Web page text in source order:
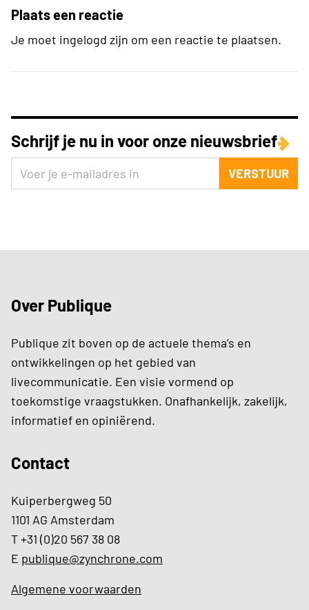
Plaats een reactie
Je moet ingelogd zijn om een reactie te plaatsen.
Schrijf je nu in voor onze nieuwsbrief
VERSTUUR
Over Publique
Publique zit boven op de actuele thema’s en
ontwikkelingen op het gebied van
livecommunicatie. Een visie vormend op
toekomstige vraagstukken. Onafhankelijk, zakelijk,
informatief en opiniërend.
Contact
Kuiperbergweg 50
1101 AG Amsterdam
T +31 (0)20 567 38 08
E publique@zynchrone.com
Algemene voorwaarden